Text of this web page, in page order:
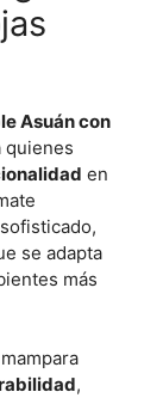
Asuán con
quienes
en
se adapta
más
,